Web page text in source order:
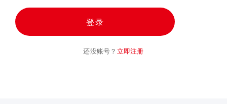
登录
还没账号？ 立即注册